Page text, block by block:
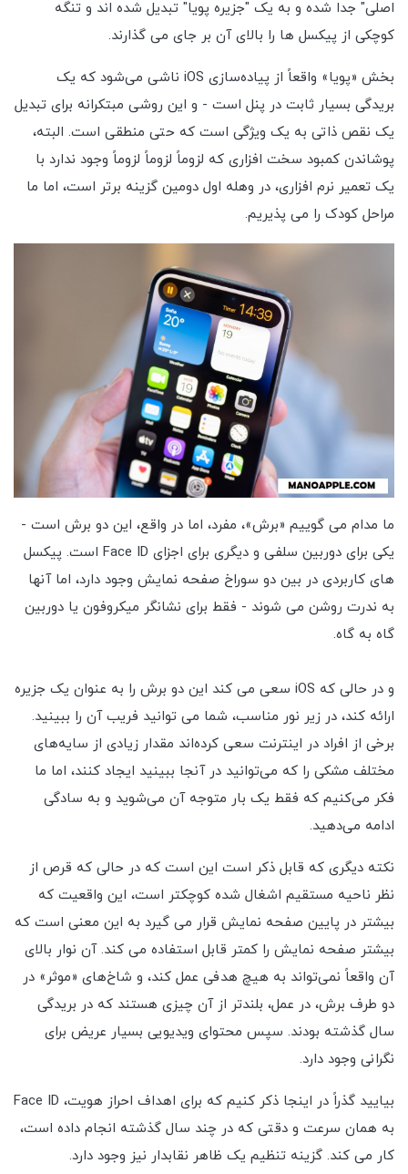
اصلی" جدا شده و به یک "جزیره پویا" تبدیل شده اند و تنگه
کوچکی از پیکسل ها را بالای آن بر جای می گذارند.
بخش «پویا» واقعاً از پیاده‌سازی iOS ناشی می‌شود که یک
بریدگی بسیار ثابت در پنل است - و این روشی مبتکرانه برای تبدیل
یک نقص ذاتی به یک ویژگی است که حتی منطقی است. البته،
پوشاندن کمبود سخت افزاری که لزوماً لزوماً لزوماً وجود ندارد با
یک تعمیر نرم افزاری، در وهله اول دومین گزینه برتر است، اما ما
مراحل کودک را می پذیریم.
ما مدام می گوییم «برش»، مفرد، اما در واقع، این دو برش است -
یکی برای دوربین سلفی و دیگری برای اجزای Face ID است. پیکسل
های کاربردی در بین دو سوراخ صفحه نمایش وجود دارد، اما آنها
به ندرت روشن می شوند - فقط برای نشانگر میکروفون یا دوربین
گاه به گاه.
و در حالی که iOS سعی می کند این دو برش را به عنوان یک جزیره
ارائه کند، در زیر نور مناسب، شما می توانید فریب آن را ببینید.
برخی از افراد در اینترنت سعی کرده‌اند مقدار زیادی از سایه‌های
مختلف مشکی را که می‌توانید در آنجا ببینید ایجاد کنند، اما ما
فکر می‌کنیم که فقط یک بار متوجه آن می‌شوید و به سادگی
ادامه می‌دهید.
نکته دیگری که قابل ذکر است این است که در حالی که قرص از
نظر ناحیه مستقیم اشغال شده کوچکتر است، این واقعیت که
بیشتر در پایین صفحه نمایش قرار می گیرد به این معنی است که
بیشتر صفحه نمایش را کمتر قابل استفاده می کند. آن نوار بالای
آن واقعاً نمی‌تواند به هیچ هدفی عمل کند، و شاخ‌های «موثر» در
دو طرف برش، در عمل، بلندتر از آن چیزی هستند که در بریدگی
سال گذشته بودند. سپس محتوای ویدیویی بسیار عریض برای
نگرانی وجود دارد.
بیایید گذراً در اینجا ذکر کنیم که برای اهداف احراز هویت، Face ID
به همان سرعت و دقتی که در چند سال گذشته انجام داده است،
کار می کند. گزینه تنظیم یک ظاهر نقابدار نیز وجود دارد.